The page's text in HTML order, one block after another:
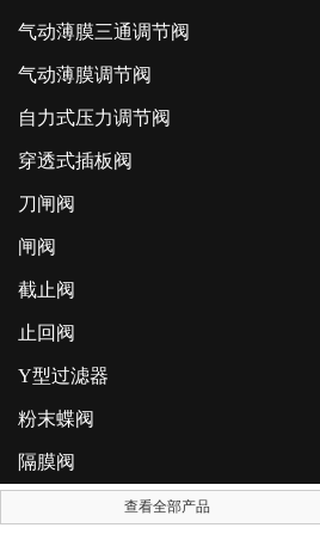
气动薄膜三通调节阀
气动薄膜调节阀
自力式压力调节阀
穿透式插板阀
刀闸阀
闸阀
截止阀
止回阀
Y型过滤器
粉末蝶阀
隔膜阀
查看全部产品